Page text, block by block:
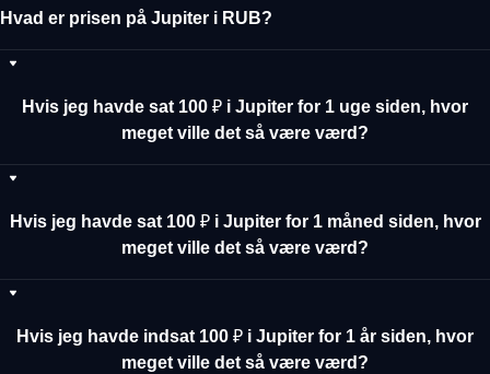
Hvad er prisen på Jupiter i RUB?
Hvis jeg havde sat 100 ₽ i Jupiter for 1 uge siden, hvor
meget ville det så være værd?
Hvis jeg havde sat 100 ₽ i Jupiter for 1 måned siden, hvor
meget ville det så være værd?
Hvis jeg havde indsat 100 ₽ i Jupiter for 1 år siden, hvor
meget ville det så være værd?